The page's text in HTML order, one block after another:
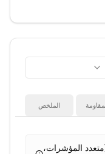
الملخص
المؤشرات،